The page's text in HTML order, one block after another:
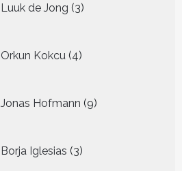
Luuk de Jong 3
producten
Orkun Kokcu 4
producten
Jonas Hofmann 9
producten
Borja Iglesias 3
producten